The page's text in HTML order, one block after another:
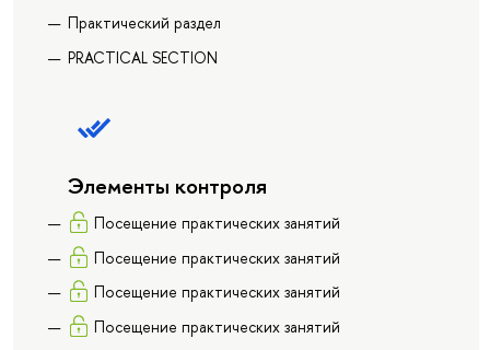
Практический раздел
PRACTICAL SECTION
Элементы контроля
Посещение практических занятий
Посещение практических занятий
Посещение практических занятий
Посещение практических занятий